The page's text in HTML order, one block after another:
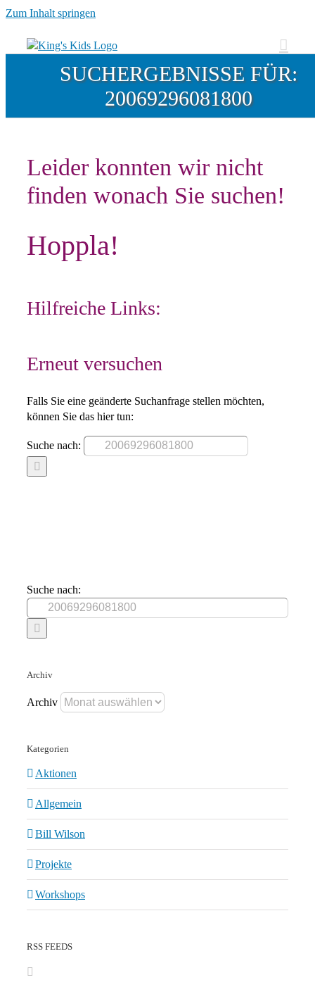
Zum Inhalt springen
SUCHERGEBNISSE FÜR:
20069296081800
Leider konnten wir nicht
finden wonach Sie suchen!
Hoppla!
Hilfreiche Links:
Erneut versuchen
Falls Sie eine geänderte Suchanfrage stellen möchten,
können Sie das hier tun:
Suche nach:
Suche nach:
Archiv
Archiv
Kategorien
Aktionen
Allgemein
Bill Wilson
Projekte
Workshops
RSS FEEDS